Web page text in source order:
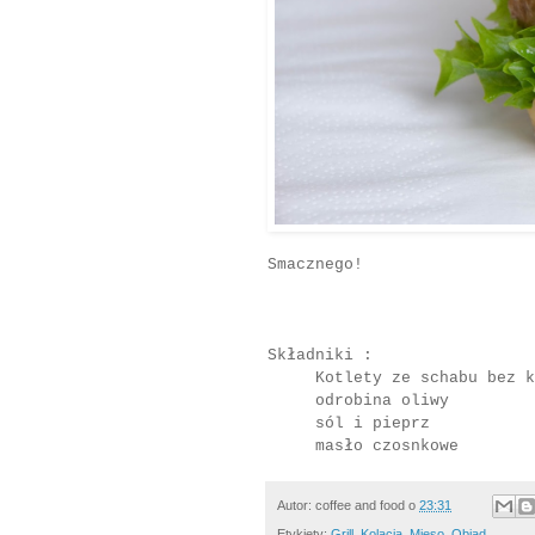
Smacznego!
Składniki :
Kotlety ze schabu bez
odrobina oliwy
sól i pieprz
masło czosnkowe
Autor: coffee and food o 23:31